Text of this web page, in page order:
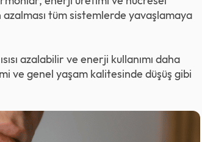
tüm sistemlerde yavaşlamaya
azalabilir ve enerji kullanımı daha
ve genel yaşam kalitesinde düşüş gibi